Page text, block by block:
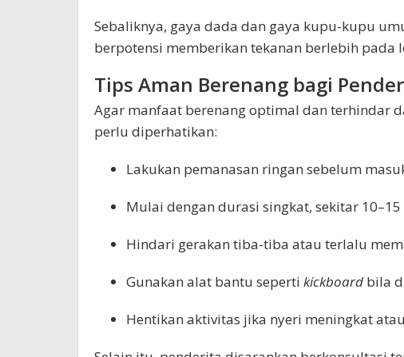
Sebaliknya, gaya dada dan gaya kupu-kupu
berpotensi memberikan tekanan berlebih pada
Tips Aman Berenang bagi
Agar manfaat berenang optimal dan terhindar
perlu diperhatikan:
Lakukan pemanasan ringan sebelum
Mulai dengan durasi singkat, sekitar
Hindari gerakan tiba-tiba atau terlalu
Gunakan alat bantu seperti kickboard bila
Hentikan aktivitas jika nyeri meningkat